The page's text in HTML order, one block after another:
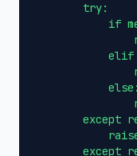
        try:
if
            else:
except
except